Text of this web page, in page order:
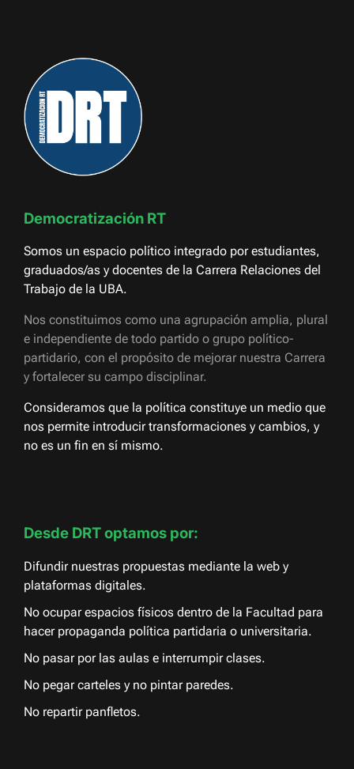
Democratización RT
Somos un espacio político integrado por estudiantes,
graduados/as y docentes de la Carrera Relaciones del
Trabajo de la UBA.
Nos constituimos como una agrupación amplia, plural
e independiente de todo partido o grupo político-
partidario, con el propósito de mejorar nuestra Carrera
y fortalecer su campo disciplinar.
Consideramos que la política constituye un medio que
nos permite introducir transformaciones y cambios, y
no es un fin en sí mismo.
Desde DRT optamos por:
Difundir nuestras propuestas mediante la web y
plataformas digitales.
No ocupar espacios físicos dentro de la Facultad para
hacer propaganda política partidaria o universitaria.
No pasar por las aulas e interrumpir clases.
No pegar carteles y no pintar paredes.
No repartir panfletos.